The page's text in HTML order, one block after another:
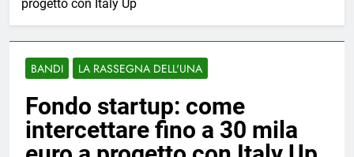
progetto con Italy Up
BANDI LA RASSEGNA DELL'UNA
Fondo startup: come
intercettare fino a 30 mila